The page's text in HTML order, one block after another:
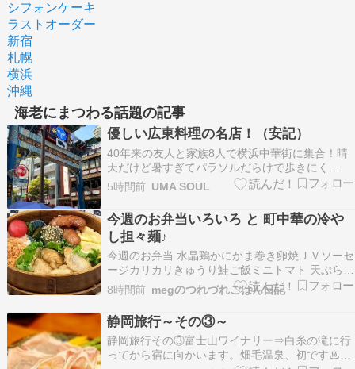
シフォンケーキ
ラストオーダー
新宿
札幌
横浜
沖縄
海老にまつわる話題の記事
優しい広東料理の名店！（安記）
40年来の友人と家族8人で横浜中華街に集合！晴
天だけど暑すぎてパラソルだらけで歩きにく
い・・・山手に住む悪友の幹事で選んだお店は安
記（アンキ）創業して94年の歴史を誇る広東料理
店！静かに食事が出来るお座敷を予約してくれま
した・・・予め予約してくれたのが4500円のコー
ス料理！まず…
5時間前 UMA SOUL
今週のお弁当いろいろ と 町中華の冷や
し担々麺♪
今週のお弁当 水晶鶏かにかま巻き卵焼ＪＶソーセ
ージカリカリきゅうり鮭ご飯ミニトマト 天ぷら
（ゴーヤ 海老 煮ゴボウ レンコン カボチャ）卵焼
赤ウィンナー鱧ちきわのオクラ詰ほうれん草の胡
麻和えミニトマト ハンバーグ冷やしおでん（ジャ
ガイモ コンニャク 卵）ちくきゅうあかりちゃん
ミ…
8時間前 megのつれづれごはん日記
静岡旅行～その③～
静岡旅行その③富士山ワイナリー⇒白糸の滝に行
ってから宿に向かいます。畑毛温泉、初です♨１